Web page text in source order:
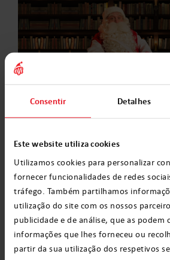
Consentir Detalhes
Este website utiliza cookies
Utilizamos cookies para personalizar
fornecer funcionalidades de redes
tráfego. Também partilhamos
utilização do site com os nossos
publicidade e de análise, que as
informações que lhes forneceu ou
partir da sua utilização dos respetivos
Graças ao trabalho duro
Papai Noel consegue fazer
do mundo feliz e fazer a
mais especial.
Você quer conhecer um
perto? Visite nosso site e
vídeo do Papai Noel
agora seuvídeo!